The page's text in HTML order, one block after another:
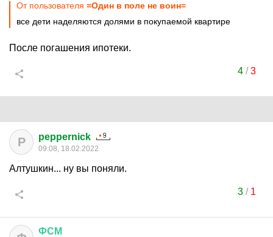
От пользователя =Один в поле не воин=
все дети наделяются долями в покупаемой квартире
После погашения ипотеки.
4/3
P peppernick
09:08, 18.02.2022
Алтушкин... ну вы поняли.
3/ 1
ФСМ